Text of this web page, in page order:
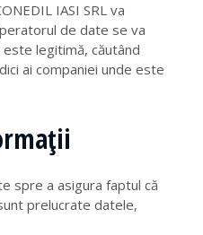
IASI SRL va
de date se va
legitimă, căutând
ai companiei unde este
spre a asigura faptul că
prelucrate datele,